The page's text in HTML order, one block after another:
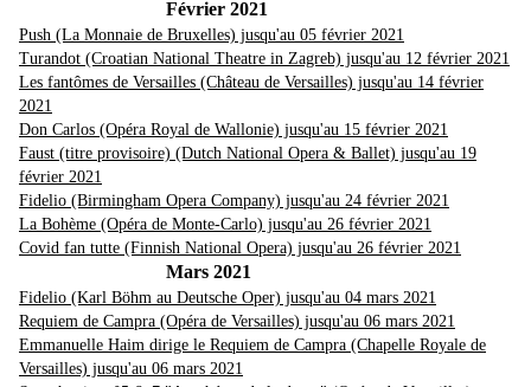
Février 2021
Push (La Monnaie de Bruxelles) jusqu'au 05 février 2021
Turandot (Croatian National Theatre in Zagreb) jusqu'au 12 février 2021
Les fantômes de Versailles (Château de Versailles) jusqu'au 14 février
2021
Don Carlos (Opéra Royal de Wallonie) jusqu'au 15 février 2021
Faust (titre provisoire) (Dutch National Opera & Ballet) jusqu'au 19
février 2021
Fidelio (Birmingham Opera Company) jusqu'au 24 février 2021
La Bohème (Opéra de Monte-Carlo) jusqu'au 26 février 2021
Covid fan tutte (Finnish National Opera) jusqu'au 26 février 2021
Mars 2021
Fidelio (Karl Böhm au Deutsche Oper) jusqu'au 04 mars 2021
Requiem de Campra (Opéra de Versailles) jusqu'au 06 mars 2021
Emmanuelle Haim dirige le Requiem de Campra (Chapelle Royale de
Versailles) jusqu'au 06 mars 2021